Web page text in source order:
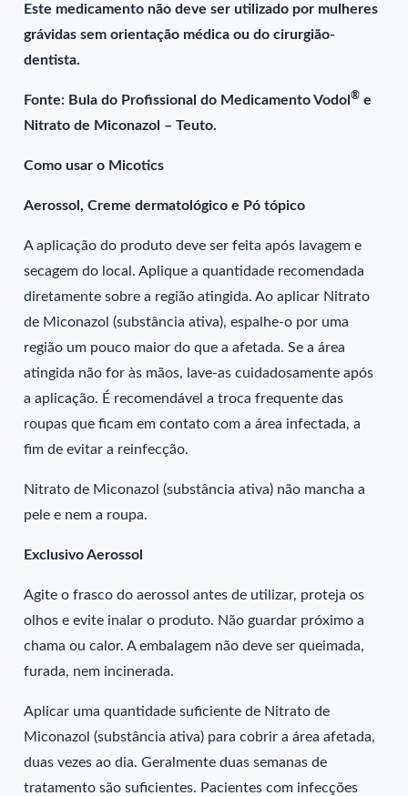
Este medicamento não deve ser utilizado por mulheres
grávidas sem orientação médica ou do cirurgião-
dentista.
Fonte: Bula do Profissional do Medicamento Vodol® e
Nitrato de Miconazol – Teuto.
Como usar o Micotics
Aerossol, Creme dermatológico e Pó tópico
A aplicação do produto deve ser feita após lavagem e
secagem do local. Aplique a quantidade recomendada
diretamente sobre a região atingida. Ao aplicar Nitrato
de Miconazol (substância ativa), espalhe-o por uma
região um pouco maior do que a afetada. Se a área
atingida não for às mãos, lave-as cuidadosamente após
a aplicação. É recomendável a troca frequente das
roupas que ficam em contato com a área infectada, a
fim de evitar a reinfecção.
Nitrato de Miconazol (substância ativa) não mancha a
pele e nem a roupa.
Exclusivo Aerossol
Agite o frasco do aerossol antes de utilizar, proteja os
olhos e evite inalar o produto. Não guardar próximo a
chama ou calor. A embalagem não deve ser queimada,
furada, nem incinerada.
Aplicar uma quantidade suficiente de Nitrato de
Miconazol (substância ativa) para cobrir a área afetada,
duas vezes ao dia. Geralmente duas semanas de
tratamento são suficientes. Pacientes com infecções